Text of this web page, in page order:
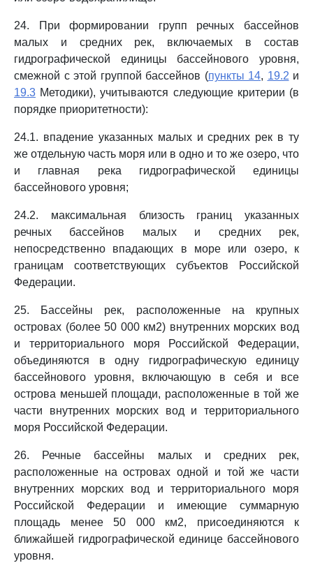
24. При формировании групп речных бассейнов
малых и средних рек, включаемых в состав
гидрографической единицы бассейнового уровня,
смежной с этой группой бассейнов (пункты 14, 19.2 и
19.3 Методики), учитываются следующие критерии (в
порядке приоритетности):
24.1. впадение указанных малых и средних рек в ту
же отдельную часть моря или в одно и то же озеро, что
и главная река гидрографической единицы
бассейнового уровня;
24.2. максимальная близость границ указанных
речных бассейнов малых и средних рек,
непосредственно впадающих в море или озеро, к
границам соответствующих субъектов Российской
Федерации.
25. Бассейны рек, расположенные на крупных
островах (более 50 000 км2) внутренних морских вод
и территориального моря Российской Федерации,
объединяются в одну гидрографическую единицу
бассейнового уровня, включающую в себя и все
острова меньшей площади, расположенные в той же
части внутренних морских вод и территориального
моря Российской Федерации.
26. Речные бассейны малых и средних рек,
расположенные на островах одной и той же части
внутренних морских вод и территориального моря
Российской Федерации и имеющие суммарную
площадь менее 50 000 км2, присоединяются к
ближайшей гидрографической единице бассейнового
уровня.